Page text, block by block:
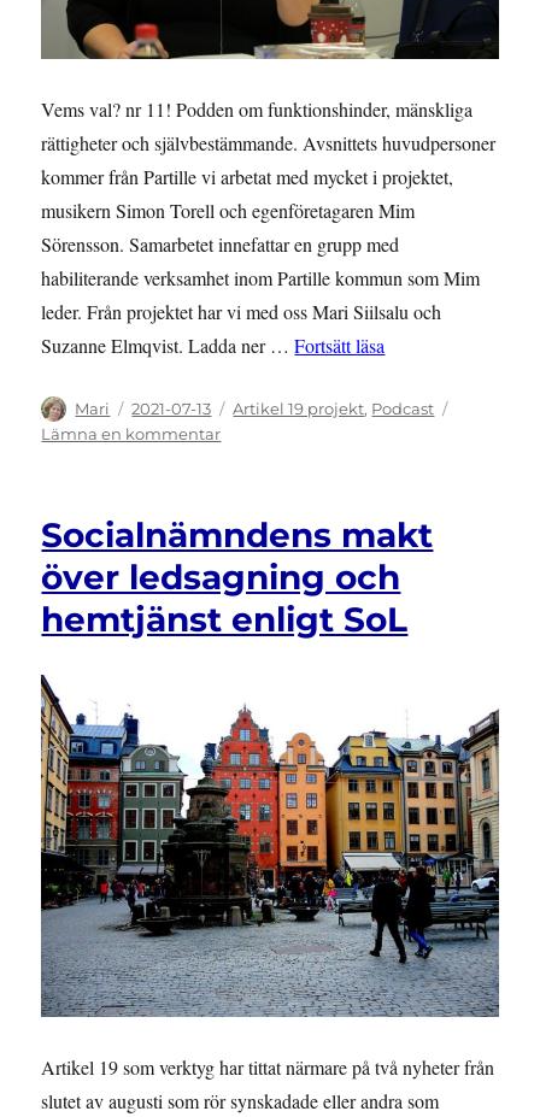
Vems val? nr 11! Podden om funktionshinder, mänskliga
rättigheter och självbestämmande. Avsnittets huvudpersoner
kommer från Partille vi arbetat med mycket i projektet,
musikern Simon Torell och egenföretagaren Mim
Sörensson. Samarbetet innefattar en grupp med
habiliterande verksamhet inom Partille kommun som Mim
leder. Från projektet har vi med oss Mari Siilsalu och
Suzanne Elmqvist. Ladda ner …Fortsätt läsa
Författare
Mari
Publicerat
den
2021-07-13 Kategorier
Artikel 19 projekt, Podcast
Lämna en kommentartill
Podcast
självbestämmande
och
NPF
och
Simon
Socialnämndens makt
över ledsagning och
hemtjänst enligt SoL
Artikel 19 som verktyg har tittat närmare på två nyheter från
slutet av augusti som rör synskadade eller andra som